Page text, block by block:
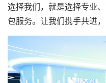
选择我们，就是选择专业
包服务。让我们携手共进